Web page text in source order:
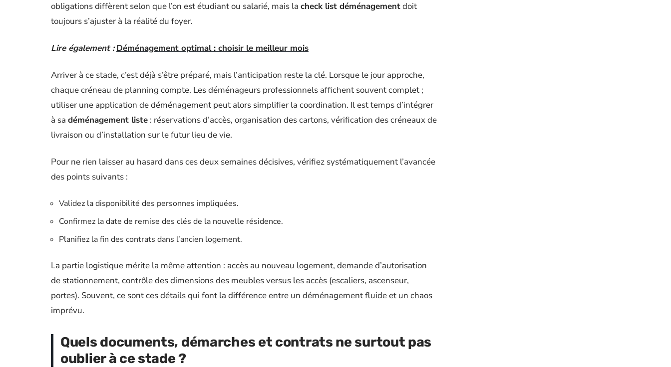
obligations diffèrent selon que l’on est étudiant ou salarié, mais la check list déménagementdoit
toujours s’ajuster à la réalité du foyer.
Lire également : Déménagement optimal : choisir le meilleur mois
Arriver à ce stade, c’est déjà s’être préparé, mais l’anticipation reste la clé. Lorsque le jour approche,
chaque créneau de planning compte. Les déménageurs professionnels affichent souvent complet ;
utiliser une application de déménagement peut alors simplifier la coordination. Il est temps d’intégrer
à sa déménagement liste : réservations d’accès, organisation des cartons, vérification des créneaux de
livraison ou d’installation sur le futur lieu de vie.
Pour ne rien laisser au hasard dans ces deux semaines décisives, vérifiez systématiquement l’avancée
des points suivants :
Validez la disponibilité des personnes impliquées.
Confirmez la date de remise des clés de la nouvelle résidence.
Planifiez la fin des contrats dans l’ancien logement.
La partie logistique mérite la même attention : accès au nouveau logement, demande d’autorisation
de stationnement, contrôle des dimensions des meubles versus les accès (escaliers, ascenseur,
portes). Souvent, ce sont ces détails qui font la différence entre un déménagement fluide et un chaos
imprévu.
Quels documents, démarches et contrats ne surtout pas
oublier à ce stade ?